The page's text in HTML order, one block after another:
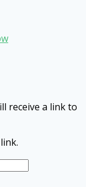
receive a link to